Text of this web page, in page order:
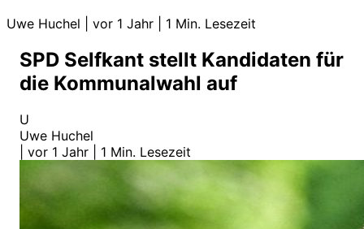
Uwe Huchel vor 1 Jahr 1 Min. Lesezeit
SPD Selfkant stellt Kandidaten für
die Kommunalwahl auf
U
Uwe Huchel
vor 1 Jahr 1 Min. Lesezeit